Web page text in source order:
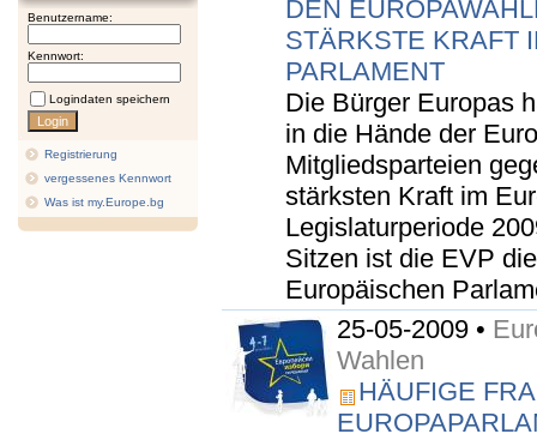
Benutzername:
Kennwort:
Logindaten speichern
Registrierung
vergessenes Kennwort
Was ist my.Europe.bg
DEN
STÄRKSTE KRAFT
PARLAMENT
Die Bürger Europas
in die Hände der
Mitgliedsparteien
stärksten Kraft im
Legislaturperiode
Sitzen ist die EVP
Europäischen
25-05-2009 •
Wahlen
HÄUFIGE